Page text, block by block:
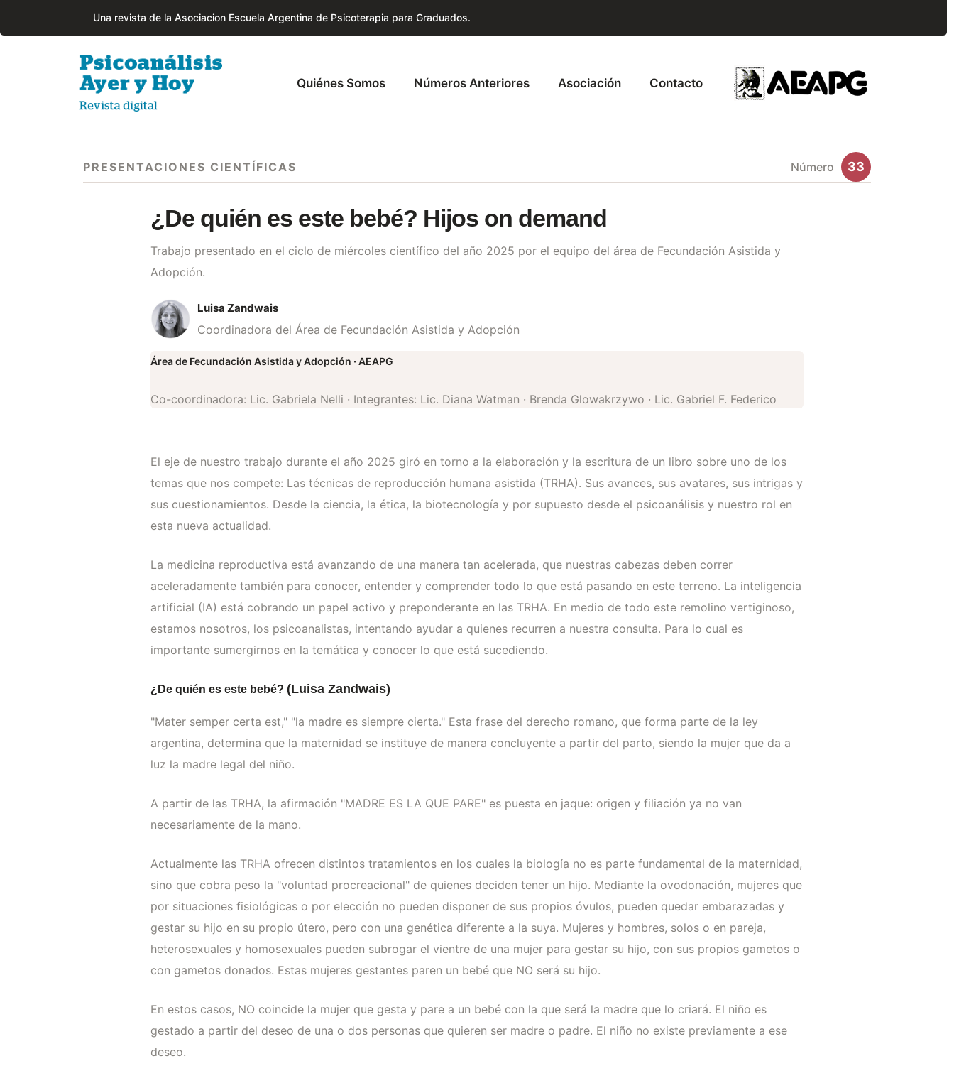
Una revista de la Asociacion Escuela Argentina de Psicoterapia para Graduados.
Quiénes Somos Números Anteriores Asociación Contacto
PRESENTACIONES CIENTÍFICAS Número 33
¿De quién es este bebé? Hijos on demand
Trabajo presentado en el ciclo de miércoles científico del año 2025 por el equipo del área de Fecundación Asistida y
Adopción.
Luisa Zandwais
Coordinadora del Área de Fecundación Asistida y Adopción
Área de Fecundación Asistida y Adopción · AEAPG
Co-coordinadora: Lic. Gabriela Nelli · Integrantes: Lic. Diana Watman · Brenda Glowakrzywo · Lic. Gabriel F. Federico
El eje de nuestro trabajo durante el año 2025 giró en torno a la elaboración y la escritura de un libro sobre uno de los
temas que nos compete: Las técnicas de reproducción humana asistida (TRHA). Sus avances, sus avatares, sus intrigas y
sus cuestionamientos. Desde la ciencia, la ética, la biotecnología y por supuesto desde el psicoanálisis y nuestro rol en
esta nueva actualidad.
La medicina reproductiva está avanzando de una manera tan acelerada, que nuestras cabezas deben correr
aceleradamente también para conocer, entender y comprender todo lo que está pasando en este terreno. La inteligencia
artificial (IA) está cobrando un papel activo y preponderante en las TRHA. En medio de todo este remolino vertiginoso,
estamos nosotros, los psicoanalistas, intentando ayudar a quienes recurren a nuestra consulta. Para lo cual es
importante sumergirnos en la temática y conocer lo que está sucediendo.
¿De quién es este bebé? (Luisa Zandwais)
"Mater semper certa est," "la madre es siempre cierta." Esta frase del derecho romano, que forma parte de la ley
argentina, determina que la maternidad se instituye de manera concluyente a partir del parto, siendo la mujer que da a
luz la madre legal del niño.
A partir de las TRHA, la afirmación "MADRE ES LA QUE PARE" es puesta en jaque: origen y filiación ya no van
necesariamente de la mano.
Actualmente las TRHA ofrecen distintos tratamientos en los cuales la biología no es parte fundamental de la maternidad,
sino que cobra peso la "voluntad procreacional" de quienes deciden tener un hijo. Mediante la ovodonación, mujeres que
por situaciones fisiológicas o por elección no pueden disponer de sus propios óvulos, pueden quedar embarazadas y
gestar su hijo en su propio útero, pero con una genética diferente a la suya. Mujeres y hombres, solos o en pareja,
heterosexuales y homosexuales pueden subrogar el vientre de una mujer para gestar su hijo, con sus propios gametos o
con gametos donados. Estas mujeres gestantes paren un bebé que NO será su hijo.
En estos casos, NO coincide la mujer que gesta y pare a un bebé con la que será la madre que lo criará. El niño es
gestado a partir del deseo de una o dos personas que quieren ser madre o padre. El niño no existe previamente a ese
deseo.